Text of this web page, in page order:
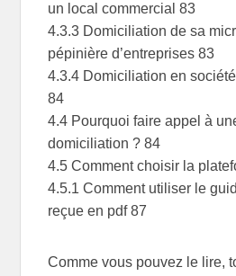
un local commercial 83
4.3.3 Domiciliation de sa
pépinière d’entreprises 83
4.3.4 Domiciliation en
84
4.4 Pourquoi faire appel à
domiciliation ? 84
4.5 Comment choisir la
4.5.1 Comment utiliser le
reçue en pdf 87
Comme vous pouvez le lire,